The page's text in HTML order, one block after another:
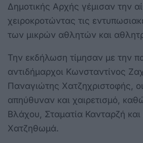
Δημοτικής Αρχής γέμισαν την
χειροκροτώντας τις
των μικρών αθλητών και
Την εκδήλωση τίμησαν με την
αντιδήμαρχοι Κωνσταντίνος
Παναγιώτης Χατζηχριστοφής, οι
απηύθυναν και χαιρετισμό,
Βλάχου, Σταματία Κανταρζή και
Χατζηθωμά.